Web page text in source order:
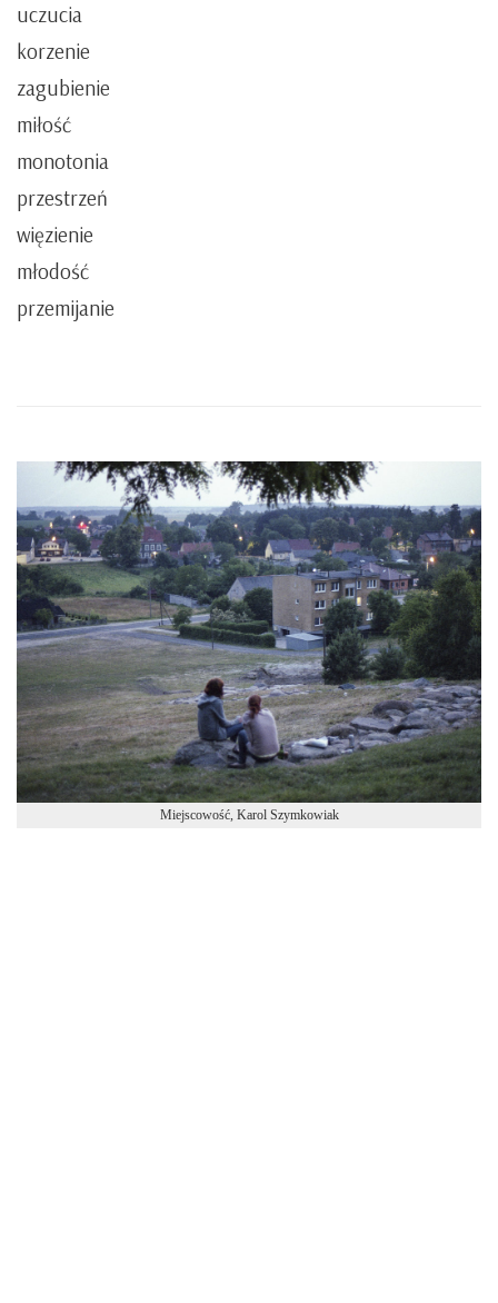
uczucia
korzenie
zagubienie
miłość
monotonia
przestrzeń
więzienie
młodość
przemijanie
Miejscowość, Karol Szymkowiak